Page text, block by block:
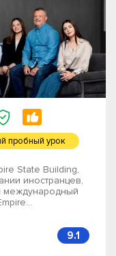
пробный урок
State Building,
иностранцев,
международный
9.1